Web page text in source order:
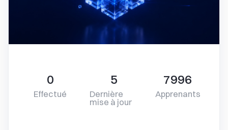
0
Effectué
5
Dernière
mise à jour
7996
Apprenants